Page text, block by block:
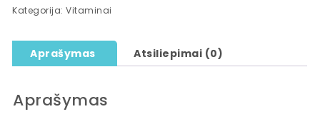
Kategorija:Vitaminai
Aprašymas Atsiliepimai (0)
Aprašymas